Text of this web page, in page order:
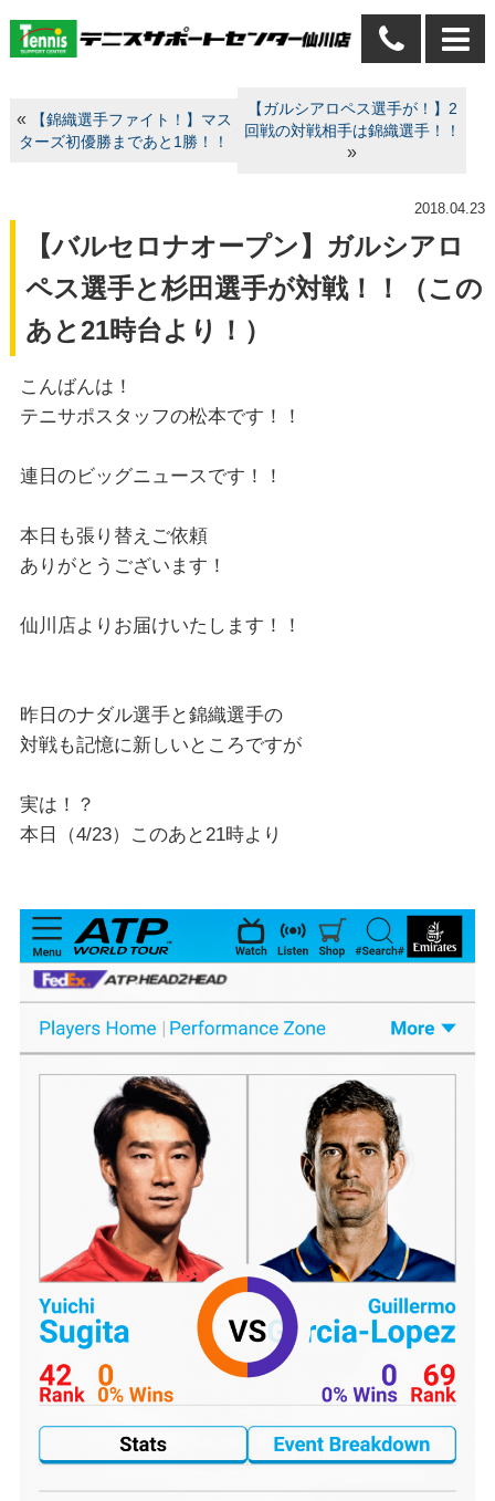
«
【錦織選手ファイト！】マス
ターズ初優勝まであと1勝！！
【ガルシアロペス選手が！】2
回戦の対戦相手は錦織選手！！
»
2018.04.23
【バルセロナオープン】ガルシアロ
ペス選手と杉田選手が対戦！！（この
あと21時台より！）
こんばんは！
テニサポスタッフの松本です！！
連日のビッグニュースです！！
本日も張り替えご依頼
ありがとうございます！
仙川店よりお届けいたします！！
昨日のナダル選手と錦織選手の
対戦も記憶に新しいところですが
実は！？
本日（4/23）このあと21時より